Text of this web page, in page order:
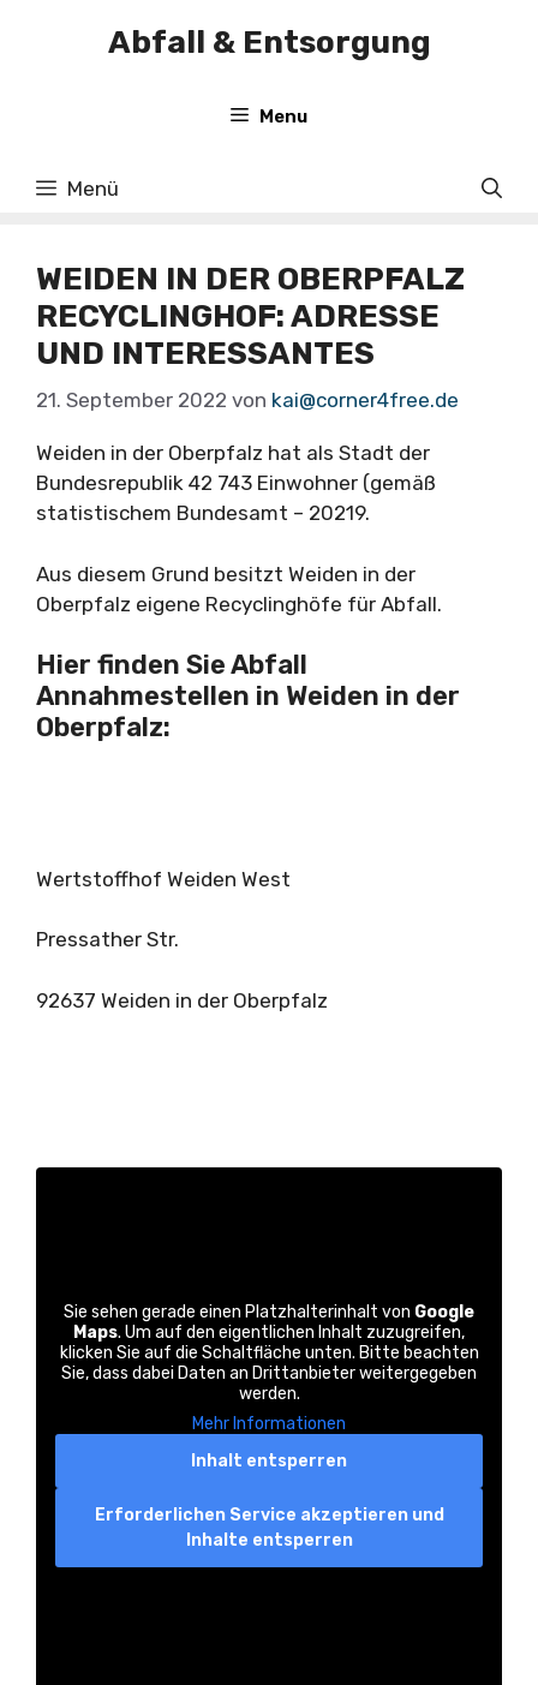
Abfall & Entsorgung
Menu
Menü
WEIDEN IN DER OBERPFALZ
RECYCLINGHOF: ADRESSE
UND INTERESSANTES
21. September 2022 von kai@corner4free.de
Weiden in der Oberpfalz hat als Stadt der
Bundesrepublik 42 743 Einwohner (gemäß
statistischem Bundesamt – 20219.
Aus diesem Grund besitzt Weiden in der
Oberpfalz eigene Recyclinghöfe für Abfall.
Hier finden Sie Abfall
Annahmestellen in Weiden in der
Oberpfalz:
Wertstoffhof Weiden West
Pressather Str.
92637 Weiden in der Oberpfalz
Sie sehen gerade einen Platzhalterinhalt von Google
Maps. Um auf den eigentlichen Inhalt zuzugreifen,
klicken Sie auf die Schaltfläche unten. Bitte beachten
Sie, dass dabei Daten an Drittanbieter weitergegeben
werden.
Mehr Informationen
Inhalt entsperren
Erforderlichen Service akzeptieren und
Inhalte entsperren